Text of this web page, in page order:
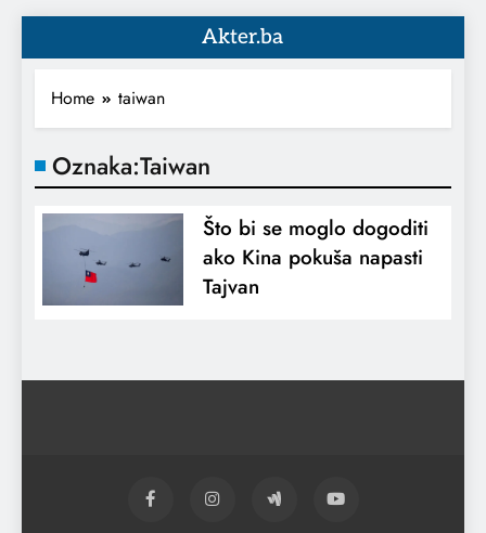
Akter.ba
Home taiwan
Oznaka:Taiwan
Što bi se moglo dogoditi
ako Kina pokuša napasti
Tajvan